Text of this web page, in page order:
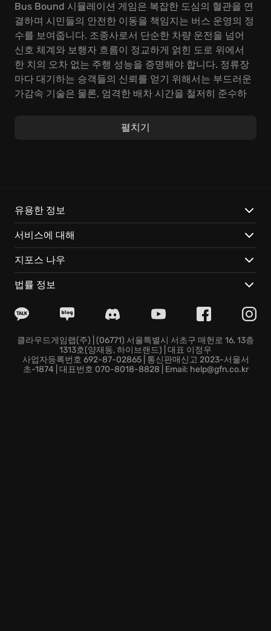
Bus Bound 시뮬레이션 게임은 복잡한 도심의 혈관을 연
결하며 시민들의 안전한 이동을 책임지는 버스 운영의 정
수를 보여줍니다. 조종사로서 단순한 차량 운전을 넘어
신호 체계와 보행자 흐름이 정교하게 얽힌 도로 위에서
한 치의 오차 없는 주행 성능을 증명해야 합니다. 정류장
마다 대기하는 승객들의 신뢰를 얻기 위해서는 부드러운
가감속 기술은 물론, 엄격한 배차 시간을 철저히 준수하
정은 시뮬레이션 장르 본연의 매력을 효과적으로 보여줍
니다. 실시간 교통 데이터가 반영된 도로 위에서 혼잡 구
간을 피해 최적의 운행 경로를 설정하거나 돌발 상황에
유연하게 대처하며 숙련된 운영자로 거듭나게 됩니다.
Saber Interactive USA가 정교하게 구현한 차체 거동과
는 조작감을 선사하며 실제 주행과 같은 긴밀한 주행감을
GeForce NOW 클라우드 기술로 고해상도 환경에서만 표
현 가능했던 도시의 디테일을 장치 제약 없이 즉각적으로
경험할 수 있으며 장소에 상관없는 원활한 운행 데이터
펼치기
유용한 정보
서비스에 대해
지포스 나우
법률 정보
클라우드게임랩(주) | (06771) 서울특별시 서초구 매헌로 16, 13층
1313호(양재동, 하이브랜드) | 대표 이정우
사업자등록번호 692-87-02865 | 통신판매신고 2023-서울서
초-1874 | 대표번호 070-8018-8828 | Email: help@gfn.co.kr